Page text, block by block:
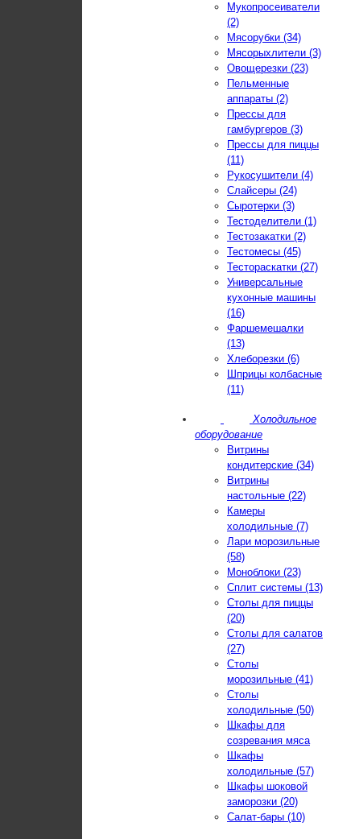
Мукопросеиватели
(2)
Мясорубки (34)
Мясорыхлители (3)
Овощерезки (23)
Пельменные
аппараты (2)
Прессы для
гамбургеров (3)
Прессы для пиццы
(11)
Рукосушители (4)
Слайсеры (24)
Сыротерки (3)
Тестоделители (1)
Тестозакатки (2)
Тестомесы (45)
Тестораскатки (27)
Универсальные
кухонные машины
(16)
Фаршемешалки
(13)
Хлеборезки (6)
Шприцы колбасные
(11)
Холодильное
оборудование
Витрины
кондитерские (34)
Витрины
настольные (22)
Камеры
холодильные (7)
Лари морозильные
(58)
Моноблоки (23)
Сплит системы (13)
Столы для пиццы
(20)
Столы для салатов
(27)
Столы
морозильные (41)
Столы
холодильные (50)
Шкафы для
созревания мяса
Шкафы
холодильные (57)
Шкафы шоковой
заморозки (20)
Салат-бары (10)